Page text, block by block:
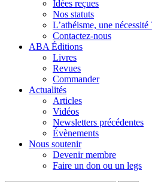
Idées reçues
Nos statuts
L’athéisme, une nécessité
Contactez-nous
ABA Éditions
Livres
Revues
Commander
Actualités
Articles
Vidéos
Newsletters précédentes
Évènements
Nous soutenir
Devenir membre
Faire un don ou un legs